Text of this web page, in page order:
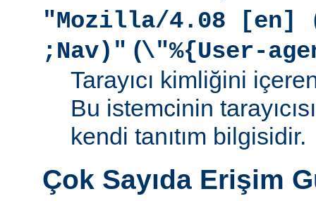
"Mozilla/4.08 [en]
;Nav)" (\"%{User-
Tarayıcı kimliğini
Bu istemcinin
kendi tanıtım bilgisidir.
Çok Sayıda Erişim